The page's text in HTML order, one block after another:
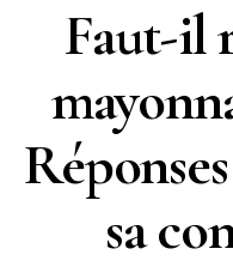
Faut-il
sa